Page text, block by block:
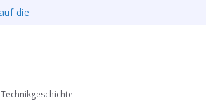
die
in Bochum vom